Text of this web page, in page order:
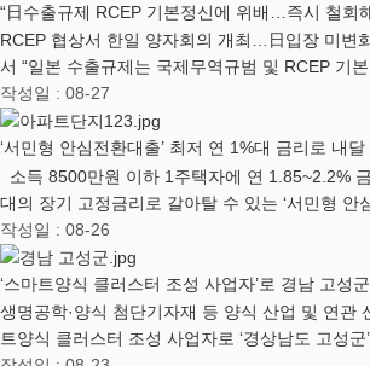
“日수출규제 RCEP 기본정신에 위배…즉시 철회
RCEP 협상서 한일 양자회의 개최…日입장 미변
서 “일본 수출규제는 국제무역규범 및 RCEP
작성일 : 08-27
‘서민형 안심전환대출’ 최저 연 1%대 금리로 내
소득 8500만원 이하 1주택자에 연 1.85~2.2%
대의 장기 고정금리로 갈아탈 수 있는 ‘서민형 안
작성일 : 08-26
‘스마트양식 클러스터 조성 사업자’로 경남 고성
생명공학·양식 첨단기자재 등 양식 산업 및 연관
트양식 클러스터 조성 사업자로 ‘경상남도 고성